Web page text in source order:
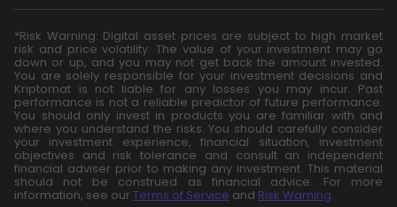
*Risk Warning: Digital asset prices are subject to high market
risk and price volatility. The value of your investment may go
down or up, and you may not get back the amount invested.
You are solely responsible for your investment decisions and
Kriptomat is not liable for any losses you may incur. Past
performance is not a reliable predictor of future performance.
You should only invest in products you are familiar with and
where you understand the risks. You should carefully consider
your investment experience, financial situation, investment
objectives and risk tolerance and consult an independent
financial adviser prior to making any investment. This material
should not be construed as financial advice. For more
information, see our Terms of Service and Risk Warning.